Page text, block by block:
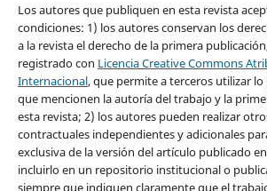
Los autores que publiquen en esta revista
condiciones: 1) los autores conservan los
a la revista el derecho de la primera
registrado con Licencia Creative Commons
Internacional, que permite a terceros utilizar
que mencionen la autoría del trabajo y la
esta revista; 2) los autores pueden realizar
contractuales independientes y adicionales
exclusiva de la versión del artículo publicado
incluirlo en un repositorio institucional o
siempre que indiquen claramente que el